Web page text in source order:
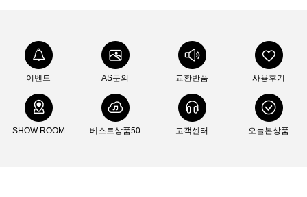
이벤트 AS문의 교환반품 사용후기
SHOW ROOM 베스트상품50 고객센터 오늘본상품